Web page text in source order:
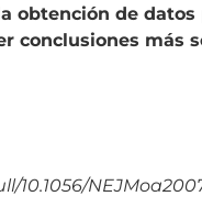
obtención de
conclusiones más
10.1056/